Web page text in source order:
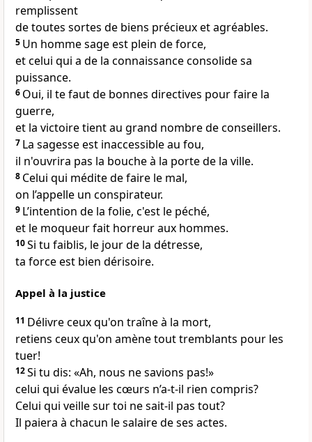
remplissent
de toutes sortes de biens précieux et agréables.
5 Un homme sage est plein de force,
et celui qui a de la connaissance consolide sa
puissance.
6 Oui, il te faut de bonnes directives pour faire la
guerre,
et la victoire tient au grand nombre de conseillers.
7 La sagesse est inaccessible au fou,
il n'ouvrira pas la bouche à la porte de la ville.
8 Celui qui médite de faire le mal,
on l’appelle un conspirateur.
9 L’intention de la folie, c'est le péché,
et le moqueur fait horreur aux hommes.
10Si tu faiblis, le jour de la détresse,
ta force est bien dérisoire.
Appel à la justice
11 Délivre ceux qu'on traîne à la mort,
retiens ceux qu'on amène tout tremblants pour les
tuer!
12Si tu dis: «Ah, nous ne savions pas!»
celui qui évalue les cœurs n’a-t-il rien compris?
Celui qui veille sur toi ne sait-il pas tout?
Il paiera à chacun le salaire de ses actes.